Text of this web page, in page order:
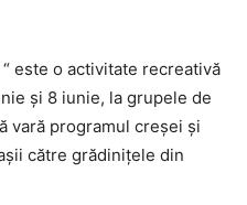
“ este o activitate recreativă
și 8 iunie, la grupele de
vară programul creșei și
către grădinițele din